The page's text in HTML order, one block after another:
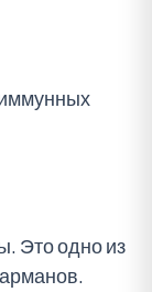
Это одно из